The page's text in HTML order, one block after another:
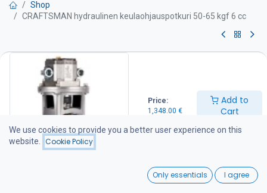
Price:
1,348.00 €
Add to
Cart
Wishlist
Shop
CRAFTSMAN hydraulinen keulaohjauspotkuri 50-65 kgf 6 cc
CRAFTSMAN hydraulinen
keulaohjauspotkuri 50-65 kgf 6
Tehokas ja hiljainen 7-lapainen keulapotkuri Hollannista. Työntö
50-65 kgf.
tehokasta työntövoimaa molempiin suuntiin.
We use cookies to provide you a better user experience on this
website.
Cookie Policy
Only essentials I agree